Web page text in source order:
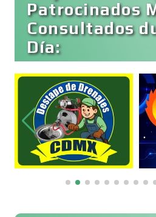
Bebidas
Belleza
Bordados y
Patrocinados
Consultados
Día: